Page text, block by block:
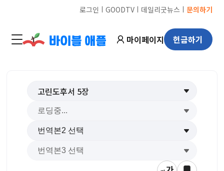
로그인 ㅣ GOODTVㅣ 데일리굿뉴스 ㅣ 문의하기
마이페이지 헌금하기
고린도후서 5장